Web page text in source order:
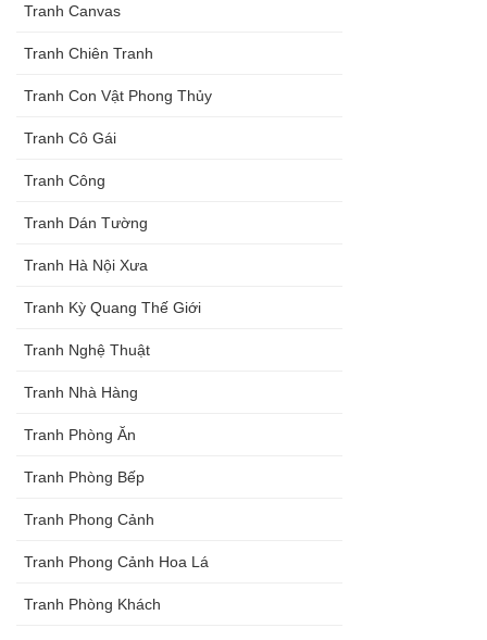
Tranh Canvas
Tranh Chiên Tranh
Tranh Con Vật Phong Thủy
Tranh Cô Gái
Tranh Công
Tranh Dán Tường
Tranh Hà Nội Xưa
Tranh Kỳ Quang Thế Giới
Tranh Nghệ Thuật
Tranh Nhà Hàng
Tranh Phòng Ăn
Tranh Phòng Bếp
Tranh Phong Cảnh
Tranh Phong Cảnh Hoa Lá
Tranh Phòng Khách